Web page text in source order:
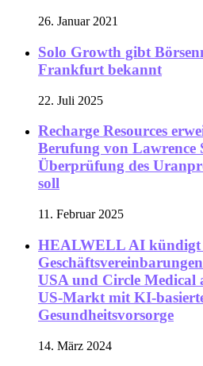
26. Januar 2021
Solo Growth gibt
Frankfurt bekannt
22. Juli 2025
Recharge Resources
Berufung von Lawrence
Überprüfung des
soll
11. Februar 2025
HEALWELL AI kündigt
USA und Circle Medical
US-Markt mit KI-
Gesundheitsvorsorge
14. März 2024